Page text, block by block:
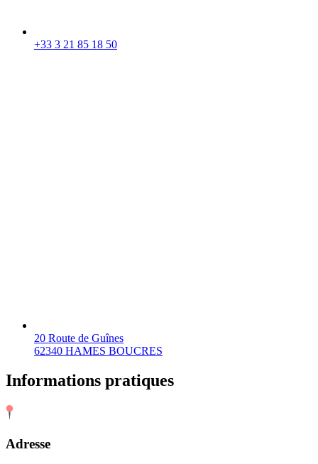
+33 3 21 85 18 50
20 Route de Guînes
62340 HAMES BOUCRES
Informations pratiques
Adresse